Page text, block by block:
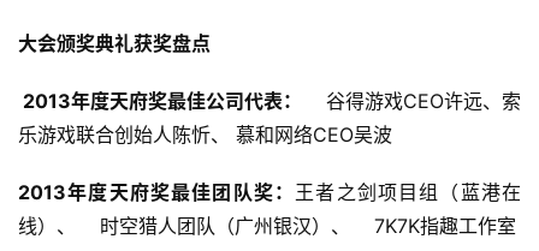
界
手
机
游
戏
大会颁奖典礼获奖盘点
2013年度天府奖最佳公司代表：
谷得游戏CEO许远、索
乐游戏联合创始人陈忻、 慕和网络CEO吴波
2013年度天府奖最佳团队奖： 王者之剑项目组（蓝港在
线）、    时空猎人团队（广州银汉）、    7K7K指趣工作室